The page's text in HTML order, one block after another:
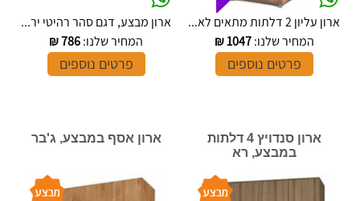
ארון עליון 2 דלתות מתאים לא...
המחיר שלנו:1047
₪
פרטים נוספים
ארון מבצע, דגם סהר רהיטי יר...
המחיר שלנו:786
₪
פרטים נוספים
ארון סנדויץ 4 דלתות
במבצע, רא
ארון אסף במבצע, ג'בר